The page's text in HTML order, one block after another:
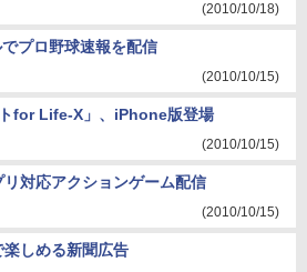
(2010/10/18)
プロ野球速報を配信
(2010/10/15)
for Life-X」、iPhone版登場
(2010/10/15)
対応アクションゲーム配信
(2010/10/15)
しめる新聞広告